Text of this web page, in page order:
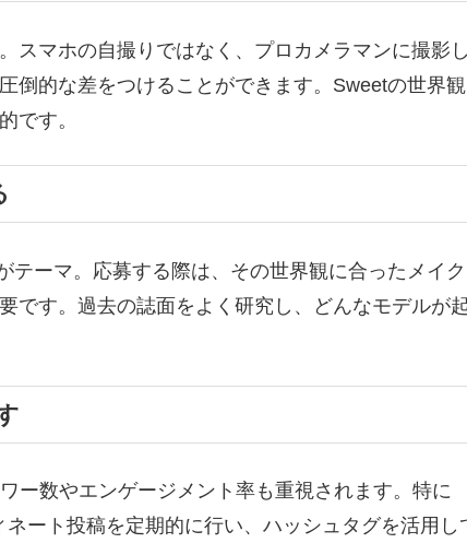
スマホの自撮りではなく、プロカメラマンに撮影
倒的な差をつけることができます。Sweetの世界
です。
テーマ。応募する際は、その世界観に合ったメイ
です。過去の誌面をよく研究し、どんなモデルが
ー数やエンゲージメント率も重視されます。特に
ート投稿を定期的に行い、ハッシュタグを活用し